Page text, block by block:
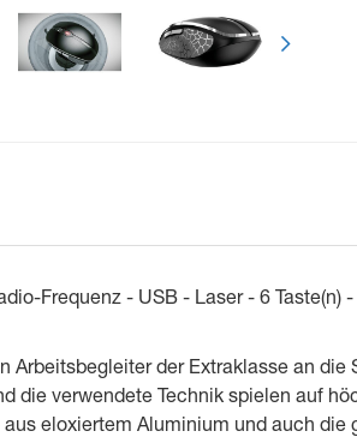
Frequenz - USB - Laser - 6
Arbeitsbegleiter der Extraklasse an
die verwendete Technik spielen auf
eloxiertem Aluminium und auch